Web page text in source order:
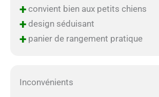
+convient bien aux petits chiens
+design séduisant
+panier de rangement pratique
Inconvénients